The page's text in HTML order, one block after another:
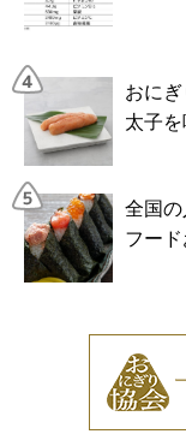
おに
太子を
全国
フー